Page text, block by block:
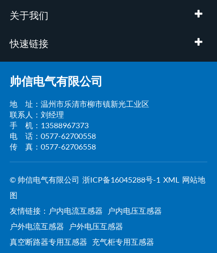
关于我们
快速链接
帅信电气有限公司
地 址：温州市乐清市柳市镇新光工业区
联系人：刘经理
手 机：13588967373
电 话：0577-62700558
传 真：0577-62706558
© 帅信电气有限公司 浙ICP备16045288号-1 XML
网站地
图
友情链接： 户内电流互感器
户内电压互感器
户外电流互感器
户外电压互感器
真空断路器专用互感器
充气柜专用互感器